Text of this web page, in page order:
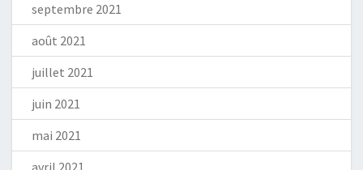
septembre 2021
août 2021
juillet 2021
juin 2021
mai 2021